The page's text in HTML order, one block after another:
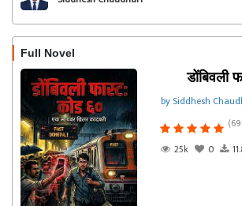
Full Novel
डोंबिवली
by Siddhesh
25k
0